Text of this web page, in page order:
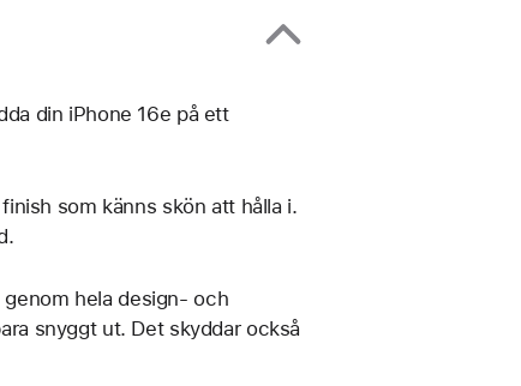
din iPhone 16e på ett
som känns skön att hålla i.
hela design- och
snyggt ut. Det skyddar också